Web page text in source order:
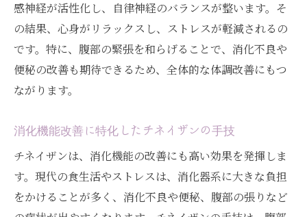
感神経が活性化し、自律神経のバランスが整います。そ
の結果、心身がリラックスし、ストレスが軽減されるの
です。特に、腹部の緊張を和らげることで、消化不良や
便秘の改善も期待できるため、全体的な体調改善にもつ
ながります。
消化機能改善に特化したチネイザンの手技
チネイザンは、消化機能の改善にも高い効果を発揮しま
す。現代の食生活やストレスは、消化器系に大きな負担
をかけることが多く、消化不良や便秘、腹部の張りなど